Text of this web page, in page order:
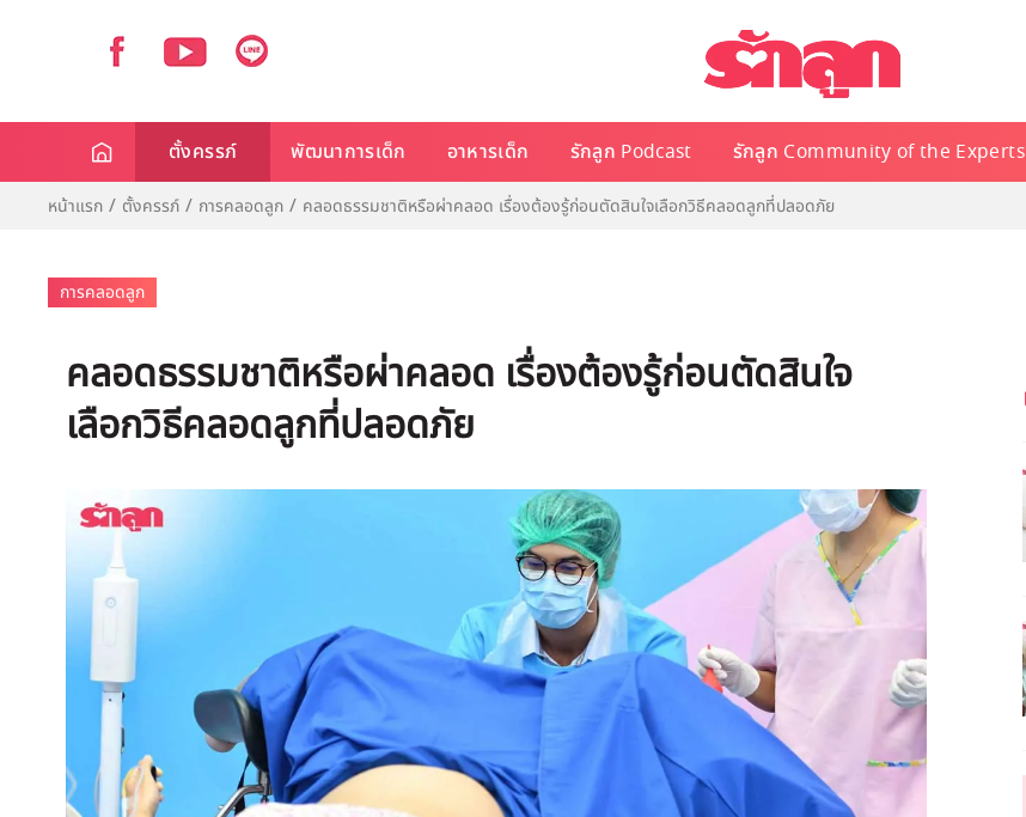
ตั้งครรภ์ พัฒนาการเด็ก อาหารเด็ก รักลูก Podcast รักลูก Community of the Experts
หน้าแรก ตั้งครรภ์ การคลอดลูก คลอดธรรมชาติหรือผ่าคลอด เรื่องต้องรู้ก่อนตัดสินใจเลือกวิธีคลอดลูกที่ปลอดภัย
การคลอดลูก
คลอดธรรมชาติหรือผ่าคลอด เรื่องต้องรู้ก่อนตัดสินใจ
เลือกวิธีคลอดลูกที่ปลอดภัย